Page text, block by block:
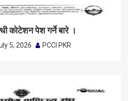
कोटेशन पेश गर्ने बारे ।
5, 2026 PCCI PKR